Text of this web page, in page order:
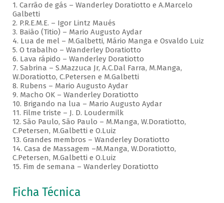
1. Carrão de gás – Wanderley Doratiotto e A.Marcelo
Galbetti
2. P.R.E.M.E. – Igor Lintz Maués
3. Baião (Titio) – Mario Augusto Aydar
4. Lua de mel – M.Galbetti, Mário Manga e Osvaldo Luiz
5. O trabalho – Wanderley Doratiotto
6. Lava rápido – Wanderley Doratiotto
7. Sabrina – S.Mazzuca Jr, A.C.Dal Farra, M.Manga,
W.Doratiotto, C.Petersen e M.Galbetti
8. Rubens – Mario Augusto Aydar
9. Macho OK – Wanderley Doratiotto
10. Brigando na lua – Mario Augusto Aydar
11. Filme triste – J. D. Loudermilk
12. São Paulo, São Paulo – M.Manga, W.Doratiotto,
C.Petersen, M.Galbetti e O.Luiz
13. Grandes membros – Wanderley Doratiotto
14. Casa de Massagem –M.Manga, W.Doratiotto,
C.Petersen, M.Galbetti e O.Luiz
15. Fim de semana – Wanderley Doratiotto
Ficha Técnica